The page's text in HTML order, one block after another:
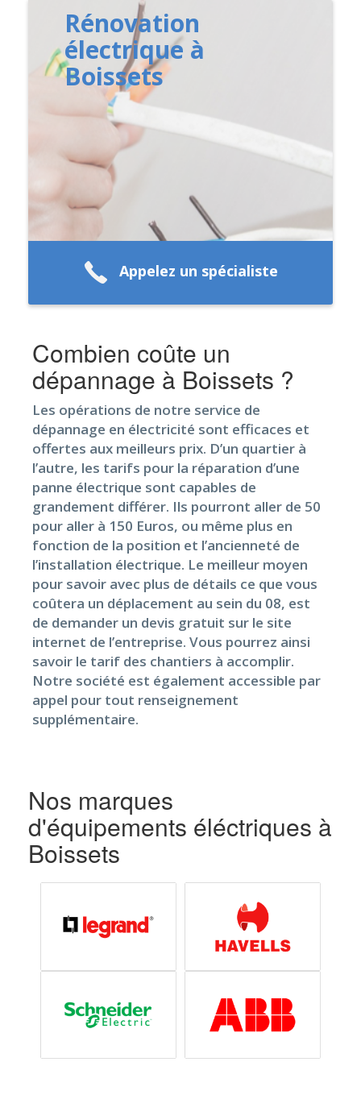
Rénovation
électrique à
Boissets
Appelez un spécialiste
Combien coûte un
dépannage à Boissets ?
Les opérations de notre service de
dépannage en électricité sont efficaces et
offertes aux meilleurs prix. D’un quartier à
l’autre, les tarifs pour la réparation d’une
panne électrique sont capables de
grandement différer. Ils pourront aller de 50
pour aller à 150 Euros, ou même plus en
fonction de la position et l’ancienneté de
l’installation électrique. Le meilleur moyen
pour savoir avec plus de détails ce que vous
coûtera un déplacement au sein du 08, est
de demander un devis gratuit sur le site
internet de l’entreprise. Vous pourrez ainsi
savoir le tarif des chantiers à accomplir.
Notre société est également accessible par
appel pour tout renseignement
supplémentaire.
Nos marques
d'équipements éléctriques à
Boissets